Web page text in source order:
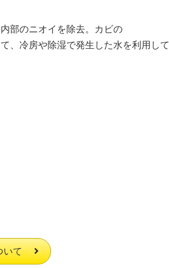
部のニオイを除去。カビの
、冷房や除湿で発生した水を利用して
いて